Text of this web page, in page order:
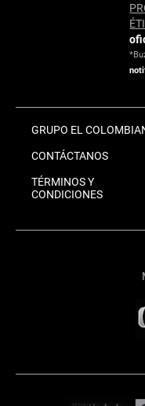
GRUPO EL
CONTÁCTANOS
TÉRMINOS Y
CONDICIONES